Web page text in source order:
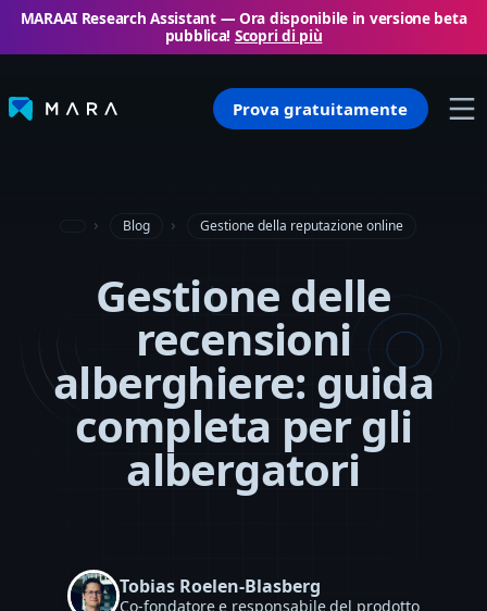
MARAAI Research Assistant — Ora disponibile in versione beta
pubblica! Scopri di più
Prova gratuitamente
Blog Gestione della reputazione online
Gestione delle
recensioni
alberghiere: guida
completa per gli
albergatori
Tobias Roelen-Blasberg
Co-fondatore e responsabile del prodotto